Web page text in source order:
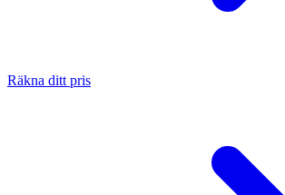
Räkna ditt pris